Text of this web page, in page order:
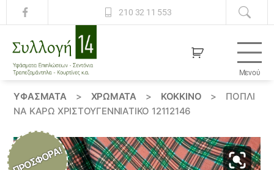
210 32 11 553
14
Μενού
ΥΦΆΣΜΑΤΑ > ΧΡΏΜΑΤΑ > ΚΟΚΚΙΝΟ >
ΠΟΠΛΊ
ΝΑ ΚΑΡΏ ΧΡΙΣΤΟΥΓΕΝΝΙΆΤΙΚΟ 12112146
ΠΡΟΣΦΟΡΆ!